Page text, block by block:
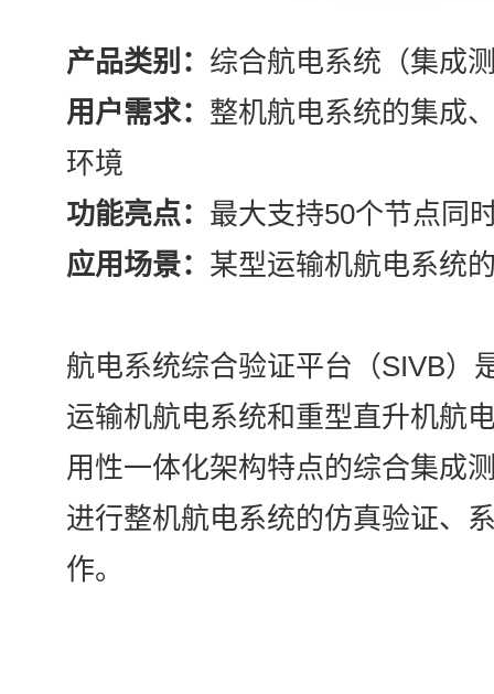
产品类别： 综合航电系统（集成
用户需求： 整机航电系统的集成
环境
功能亮点： 最大支持50个节点同
应用场景： 某型运输机航电系统
航电系统综合验证平台（SIVB）
运输机航电系统和重型直升机航
用性一体化架构特点的综合集成
进行整机航电系统的仿真验证、
作。